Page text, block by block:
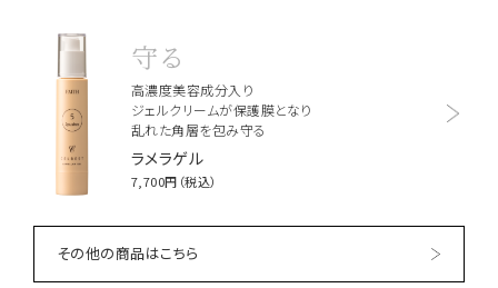
守る
高濃度美容成分入り
ジェルクリームが保護膜となり
乱れた角層を包み守る
ラメラゲル
7,700円（税込）
その他の商品はこちら